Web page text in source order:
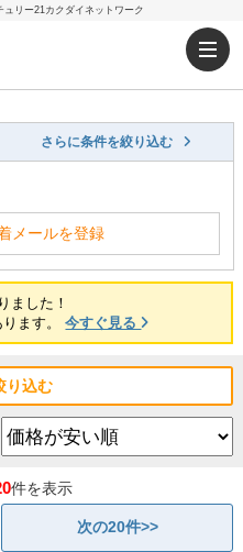
リー21カクダイネットワーク
さらに条件を絞り込む
メールを登録
ました！
ります。今すぐ見る
り込む
件を表示
次の20件>>